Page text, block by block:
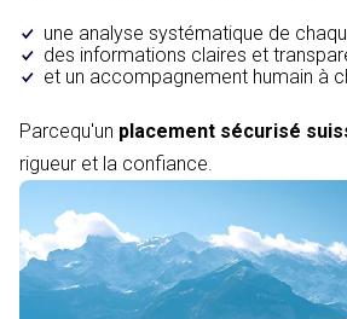
une analyse systématique de
des informations claires et
et un accompagnement humain à
Parcequ'un placement sécurisé
rigueur et la confiance.